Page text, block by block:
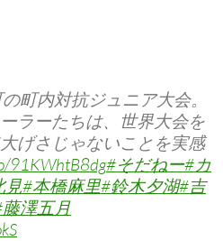
町内対抗ジュニア大会。
ラーたちは、世界大会を
げさじゃないことを実感
91KWhtB8dg#そだねー#カ
見#本橋麻里#鈴木夕湖#吉
澤五月